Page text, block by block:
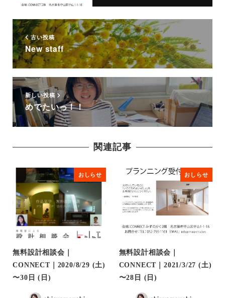
古い投稿
New staff
新しい投稿
めでたいっ！！
関連記事
おしらせ
無料設計相談会｜
CONNECT｜2020/8/29 (土)
〜30日 (日)
おしらせ
無料設計相談会｜
CONNECT｜2021/3/27 (土)
〜28日 (日)